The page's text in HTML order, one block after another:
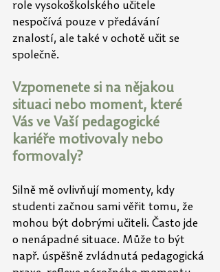
role vysokoškolského učitele
nespočívá pouze v předávání
znalostí, ale také v ochotě učit se
společně.
Vzpomenete si na nějakou
situaci nebo moment, které
Vás ve Vaší pedagogické
kariéře motivovaly nebo
formovaly?
Silně mě ovlivňují momenty, kdy
studenti začnou sami věřit tomu, že
mohou být dobrými učiteli. Často jde
o nenápadné situace. Může to být
např. úspěšně zvládnutá pedagogická